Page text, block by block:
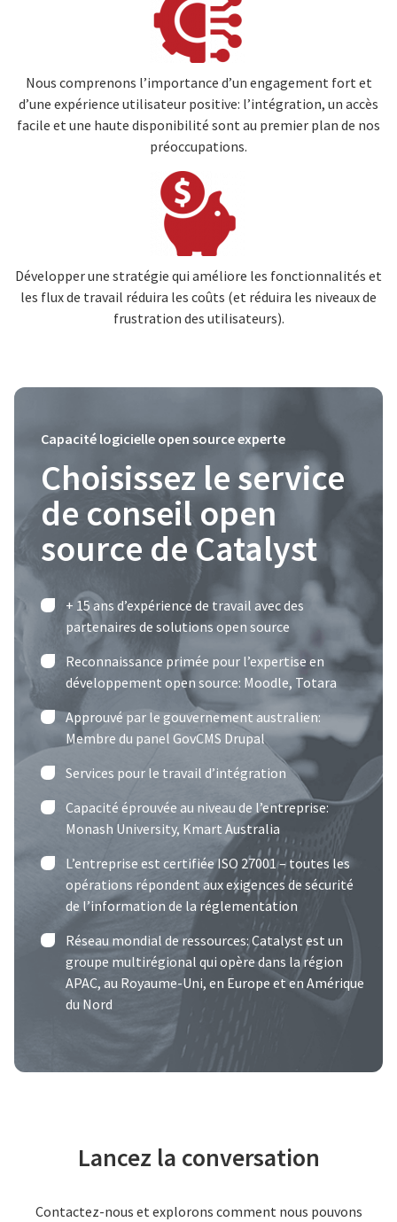
Nous comprenons l’importance d’un engagement fort et
d’une expérience utilisateur positive: l’intégration, un accès
facile et une haute disponibilité sont au premier plan de nos
préoccupations.
Image
Développer une stratégie qui améliore les fonctionnalités et
les flux de travail réduira les coûts (et réduira les niveaux de
frustration des utilisateurs).
Capacité logicielle open source experte
Choisissez le service
de conseil open
source de Catalyst
+ 15 ans d’expérience de travail avec des
partenaires de solutions open source
Reconnaissance primée pour l’expertise en
développement open source: Moodle, Totara
Approuvé par le gouvernement australien:
Membre du panel GovCMS Drupal
Services pour le travail d’intégration
Capacité éprouvée au niveau de l’entreprise:
Monash University, Kmart Australia
L’entreprise est certifiée ISO 27001 – toutes les
opérations répondent aux exigences de sécurité
de l’information de la réglementation
Réseau mondial de ressources: Catalyst est un
groupe multirégional qui opère dans la région
APAC, au Royaume-Uni, en Europe et en Amérique
du Nord
Lancez la conversation
Contactez-nous et explorons comment nous pouvons